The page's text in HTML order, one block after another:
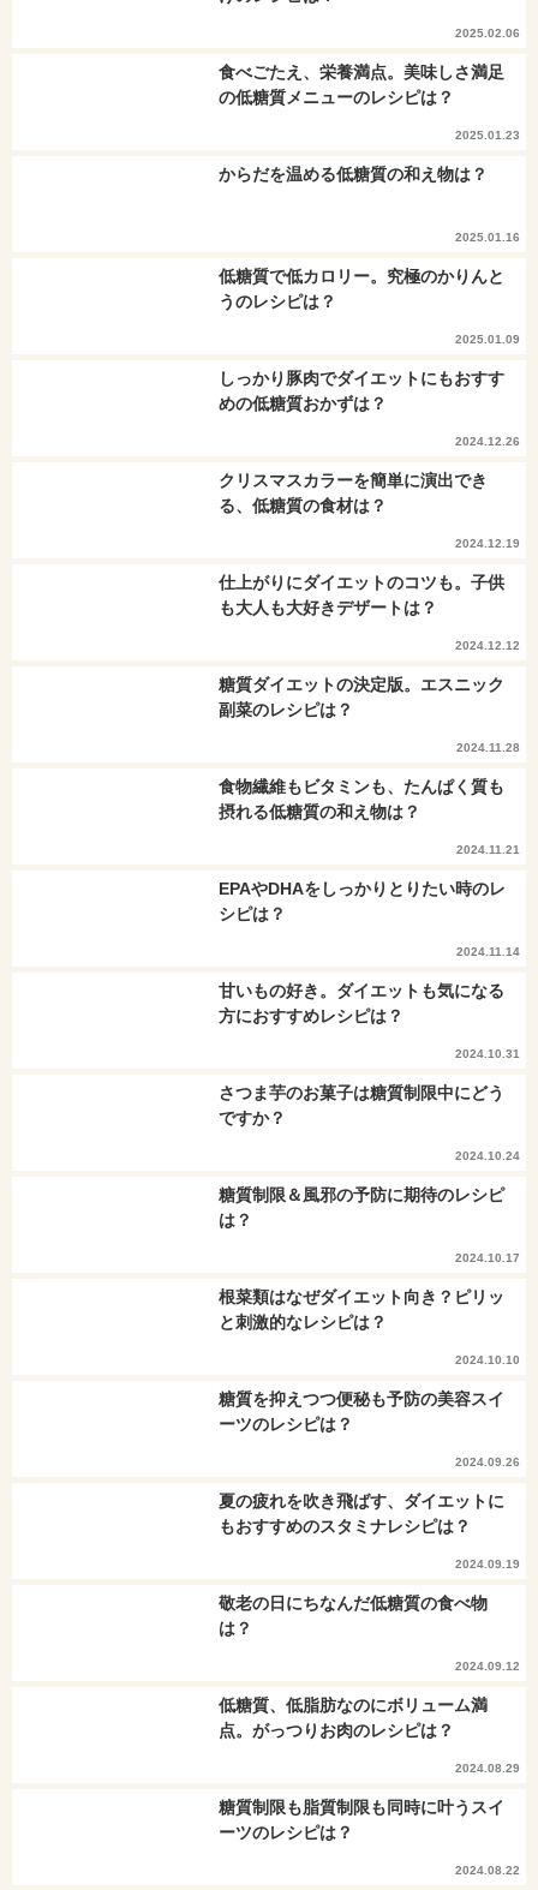
2025.02.06
食べごたえ、栄養満点。美味しさ満足
の低糖質メニューのレシピは？
2025.01.23
からだを温める低糖質の和え物は？
2025.01.16
低糖質で低カロリー。究極のかりんと
うのレシピは？
2025.01.09
しっかり豚肉でダイエットにもおすす
めの低糖質おかずは？
2024.12.26
クリスマスカラーを簡単に演出でき
る、低糖質の食材は？
2024.12.19
仕上がりにダイエットのコツも。子供
も大人も大好きデザートは？
2024.12.12
糖質ダイエットの決定版。エスニック
副菜のレシピは？
2024.11.28
食物繊維もビタミンも、たんぱく質も
摂れる低糖質の和え物は？
2024.11.21
EPAやDHAをしっかりとりたい時のレ
シピは？
2024.11.14
甘いもの好き。ダイエットも気になる
方におすすめレシピは？
2024.10.31
さつま芋のお菓子は糖質制限中にどう
ですか？
2024.10.24
糖質制限＆風邪の予防に期待のレシピ
は？
2024.10.17
根菜類はなぜダイエット向き？ピリッ
と刺激的なレシピは？
2024.10.10
糖質を抑えつつ便秘も予防の美容スイ
ーツのレシピは？
2024.09.26
夏の疲れを吹き飛ばす、ダイエットに
もおすすめのスタミナレシピは？
2024.09.19
敬老の日にちなんだ低糖質の食べ物
は？
2024.09.12
低糖質、低脂肪なのにボリューム満
点。がっつりお肉のレシピは？
2024.08.29
糖質制限も脂質制限も同時に叶うスイ
ーツのレシピは？
2024.08.22